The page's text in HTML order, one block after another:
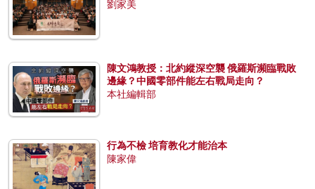
劉家美
陳文鴻教授：北約縱深空襲 俄羅斯瀕臨戰敗
邊緣？中國零部件能左右戰局走向？
本社編輯部
行為不檢 培育教化才能治本
陳家偉